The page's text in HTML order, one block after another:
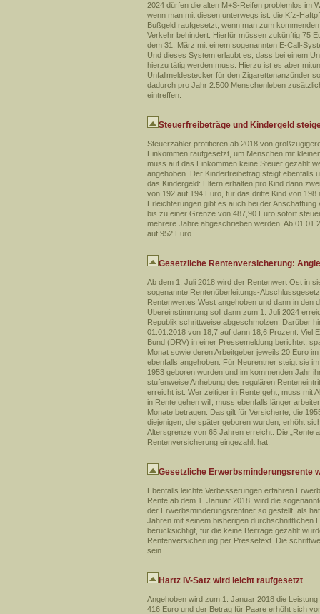
2024 dürfen die alten M+S-Reifen problemlos im
wenn man mit diesen unterwegs ist: die Kfz-
Bußgeld raufgesetzt, wenn man zum
Verkehr behindert: Hierfür müssen zukünftig 75
dem 31. März mit einem sogenannten E-Call-
Und dieses System erlaubt es, dass bei einem
hierzu tätig werden muss. Hierzu ist es aber
Unfallmeldestecker für den Zigarettenanzünder
dadurch pro Jahr 2.500 Menschenleben
eintreffen.
Steuerfreibeträge und Kindergeld
Steuerzahler profitieren ab 2018 von
Einkommen raufgesetzt, um Menschen mit
muss auf das Einkommen keine Steuer gezahlt
angehoben. Der Kinderfreibetrag steigt ebenfalls
das Kindergeld: Eltern erhalten pro Kind dann
von 192 auf 194 Euro, für das dritte Kind von
Erleichterungen gibt es auch bei der
bis zu einer Grenze von 487,90 Euro sofort
mehrere Jahre abgeschrieben werden. Ab
auf 952 Euro.
Gesetzliche Rentenversicherung:
Ab dem 1. Juli 2018 wird der Rentenwert Ost in
sogenannte Rentenüberleitungs-
Rentenwertes West angehoben und dann in den
Übereinstimmung soll dann zum 1. Juli 2024
Republik schrittweise abgeschmolzen. Darüber
01.01.2018 von 18,7 auf dann 18,6 Prozent. Viel
Bund (DRV) in einer Pressemeldung berichtet,
Monat sowie deren Arbeitgeber jeweils 20 Euro
ebenfalls angehoben. Für Neurentner steigt sie
1953 geboren wurden und im kommenden Jahr
stufenweise Anhebung des regulären
erreicht ist. Wer zeitiger in Rente geht, muss mit
in Rente gehen will, muss ebenfalls länger
Monate betragen. Das gilt für Versicherte, die
diejenigen, die später geboren wurden, erhöht
Altersgrenze von 65 Jahren erreicht. Die „Rente
Rentenversicherung eingezahlt hat.
Gesetzliche Erwerbsminderungsrente
Ebenfalls leichte Verbesserungen erfahren
Rente ab dem 1. Januar 2018, wird die
der Erwerbsminderungsrentner so gestellt, als
Jahren mit seinem bisherigen durchschnittlichen
berücksichtigt, für die keine Beiträge gezahlt
Rentenversicherung per Pressetext. Die
sein.
Hartz IV-Satz wird leicht raufgesetzt
Angehoben wird zum 1. Januar 2018 die
416 Euro und der Betrag für Paare erhöht sich